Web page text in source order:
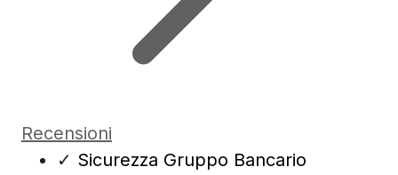
Recensioni
✓ Sicurezza Gruppo Bancario